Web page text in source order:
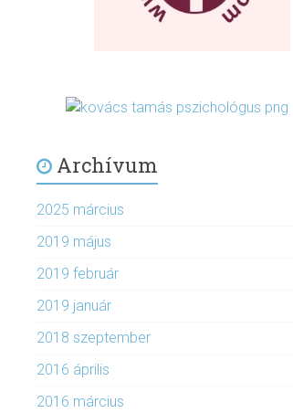
Archívum
2025 március
2019 május
2019 február
2019 január
2018 szeptember
2016 április
2016 március